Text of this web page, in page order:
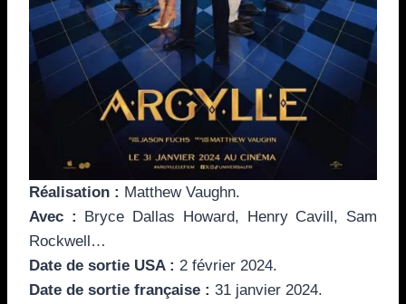
Réalisation : Matthew Vaughn.
Avec : Bryce Dallas Howard, Henry Cavill, Sam
Rockwell…
Date de sortie USA : 2 février 2024.
Date de sortie française : 31 janvier 2024.